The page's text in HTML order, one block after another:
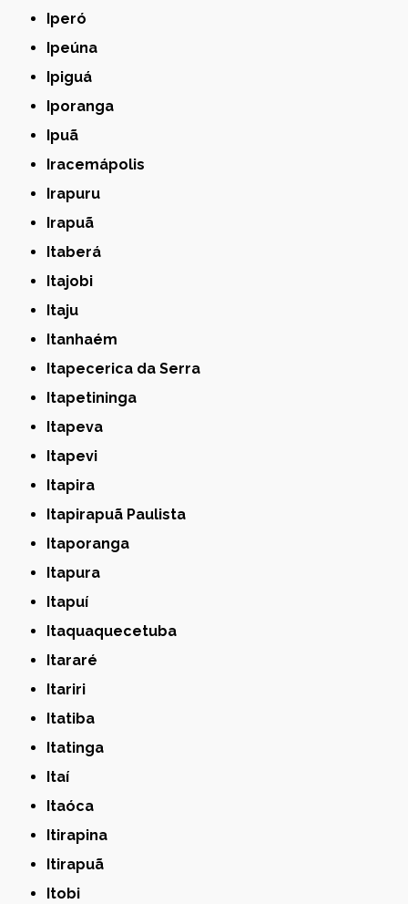
Iperó
Ipeúna
Ipiguá
Iporanga
Ipuã
Iracemápolis
Irapuru
Irapuã
Itaberá
Itajobi
Itaju
Itanhaém
Itapecerica da Serra
Itapetininga
Itapeva
Itapevi
Itapira
Itapirapuã Paulista
Itaporanga
Itapura
Itapuí
Itaquaquecetuba
Itararé
Itariri
Itatiba
Itatinga
Itaí
Itaóca
Itirapina
Itirapuã
Itobi